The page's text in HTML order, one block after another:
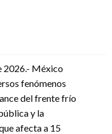
2026.- México
fenómenos
del frente frío
y la
afecta a 15